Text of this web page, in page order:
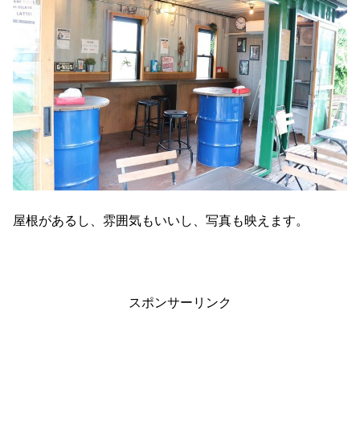
屋根があるし、雰囲気もいいし、写真も映えます。
スポンサーリンク